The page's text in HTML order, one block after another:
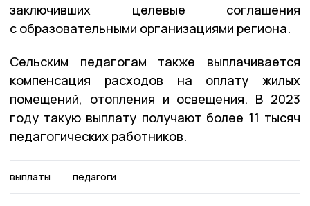
заключивших целевые соглашения
с образовательными организациями региона.
Сельским педагогам также выплачивается
компенсация расходов на оплату жилых
помещений, отопления и освещения. В 2023
году такую выплату получают более 11 тысяч
педагогических работников.
выплаты педагоги